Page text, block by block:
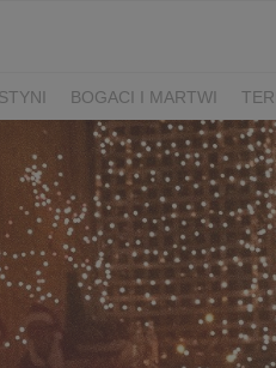
BOGACI I MARTWI
VIOLETTA VILLAS